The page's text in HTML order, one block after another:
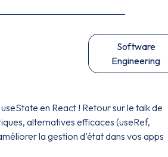
Software
Engineering
en React ! Retour sur le talk de
alternatives efficaces (useRef,
la gestion d’état dans vos apps